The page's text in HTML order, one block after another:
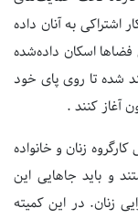
به آنان داده
اسکان داده‌شده
شده تا روی پای خود
آغاز کنند .
زنان و خانواده
و باید جاهایی این
زنان. در این کمیته